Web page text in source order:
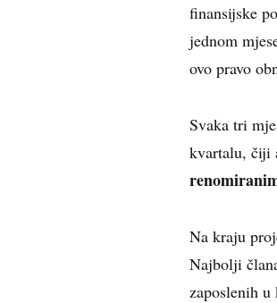
finansijske
jednom
ovo pravo
Svaka tri
kvartalu, čiji
Na kraju
Najbolji
zaposlenih